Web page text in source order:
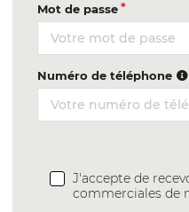
Mot de passe
Numéro de téléphone
J'accepte de
commerciales de